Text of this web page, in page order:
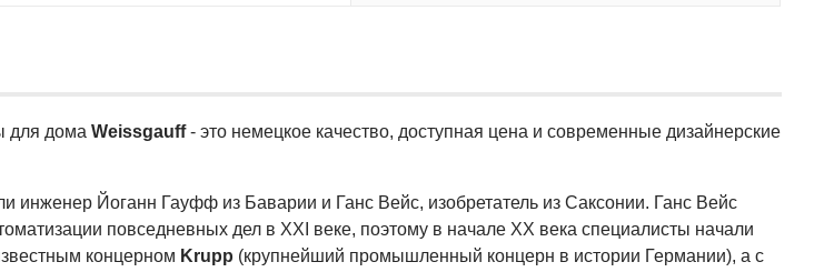
для дома Weissgauff- это немецкое качество, доступная цена и современные дизайнерские
инженер Йоганн Гауфф из Баварии и Ганс Вейс, изобретатель из Саксонии. Ганс Вейс
повседневных дел в XXI веке, поэтому в начале XX века специалисты начали
концерном Krupp (крупнейший промышленный концерн в истории Германии), а с